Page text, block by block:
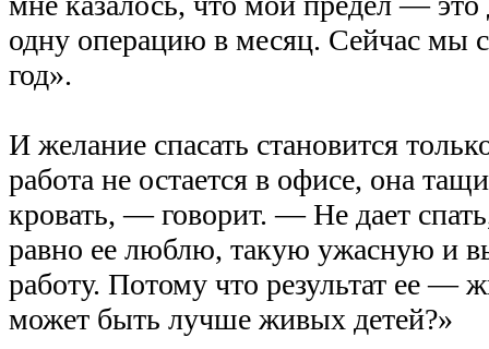
одну операцию в месяц. Сейчас мы
год».
И желание спасать становится
работа не остается в офисе, она
кровать, — говорит. — Не дает
равно ее люблю, такую ужасную и
работу. Потому что результат ее —
может быть лучше живых детей?»